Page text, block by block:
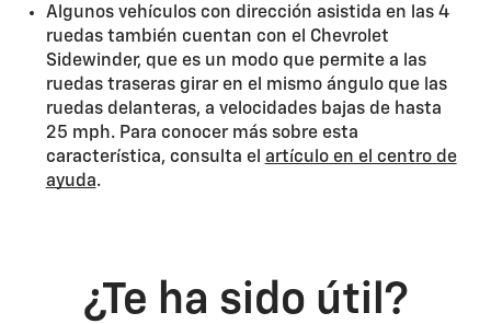
Algunos vehículos con dirección asistida en las 4
ruedas también cuentan con el Chevrolet
Sidewinder, que es un modo que permite a las
ruedas traseras girar en el mismo ángulo que las
ruedas delanteras, a velocidades bajas de hasta
25 mph. Para conocer más sobre esta
característica, consulta el artículo en el centro de
ayuda.